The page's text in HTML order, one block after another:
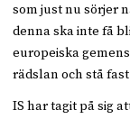
som just nu sörjer
denna ska inte få
europeiska
rädslan och stå
IS har tagit på sig